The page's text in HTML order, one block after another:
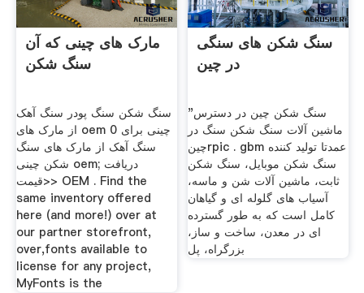
مارک های چینی که آن
سنگ شکن
سنگ شکن سنگ پودر سنگ آهک
از مارک های oem 0 چینی برای
سنگ آهک از مارک های سنگ
شکن چینی oem; دریافت
قیمت>> OEM . Find the
same inventory offered
here (and more!) over at
our partner storefront,
over,fonts available to
license for any project,
MyFonts is the
سنگ شکن های سنگی
در چین
سنگ شکن چین در دسترس"
ماشین آلات سنگ شکن سنگ در
چینrpic . gbm عمدتا تولید کننده
سنگ شکن موبایل، سنگ شکن
ثابت، ماشین آلات شن و ماسه،
آسیاب های گلوله ای و گیاهان
کامل است که به طور گسترده
ای در معدن، ساخت و ساز،
بزرگراه، پل